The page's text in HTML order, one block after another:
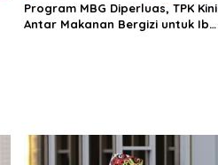
Program MBG Diperluas, TPK Kini
Antar Makanan Bergizi untuk Ibu